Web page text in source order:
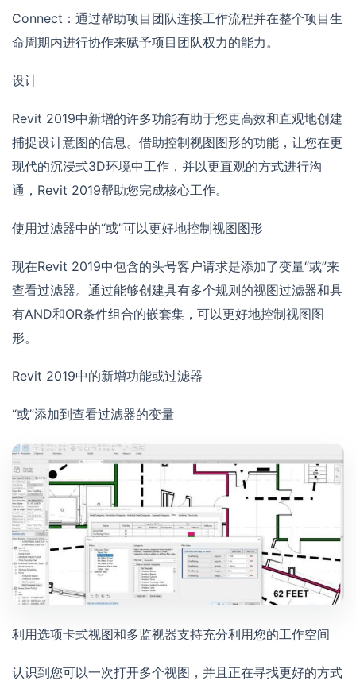
Connect：通过帮助项目团队连接工作流程并在整个项目生
命周期内进行协作来赋予项目团队权力的能力。
设计
Revit 2019中新增的许多功能有助于您更高效和直观地创建
捕捉设计意图的信息。借助控制视图图形的功能，让您在更
现代的沉浸式3D环境中工作，并以更直观的方式进行沟
通，Revit 2019帮助您完成核心工作。
使用过滤器中的“或”可以更好地控制视图图形
现在Revit 2019中包含的头号客户请求是添加了变量“或”来
查看过滤器。通过能够创建具有多个规则的视图过滤器和具
有AND和OR条件组合的嵌套集，可以更好地控制视图图
形。
Revit 2019中的新增功能或过滤器
“或”添加到查看过滤器的变量
利用选项卡式视图和多监视器支持充分利用您的工作空间
认识到您可以一次打开多个视图，并且正在寻找更好的方式